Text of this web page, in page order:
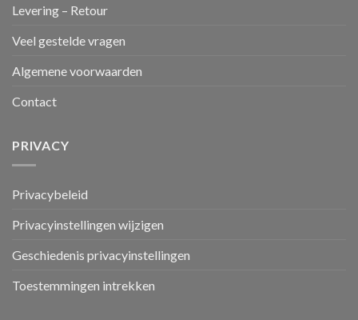
Levering – Retour
Veel gestelde vragen
Algemene voorwaarden
Contact
PRIVACY
Privacybeleid
Privacyinstellingen wijzigen
Geschiedenis privacyinstellingen
Toestemmingen intrekken